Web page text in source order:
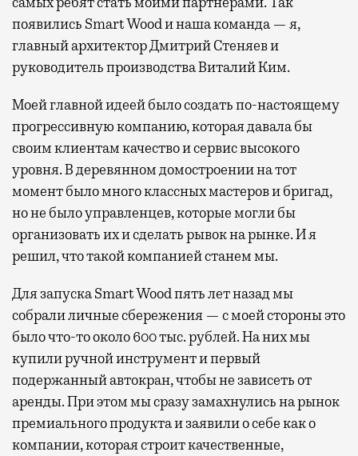
появились Smart Wood и наша команда — я,
главный архитектор Дмитрий Стеняев и
руководитель производства Виталий Ким.
Моей главной идеей было создать по-настоящему
прогрессивную компанию, которая давала бы
своим клиентам качество и сервис высокого
уровня. В деревянном домостроении на тот
момент было много классных мастеров и бригад,
но не было управленцев, которые могли бы
организовать их и сделать рывок на рынке. И я
решил, что такой компанией станем мы.
Для запуска Smart Wood пять лет назад мы
собрали личные сбережения — с моей стороны это
было что-то около 600 тыс. рублей. На них мы
купили ручной инструмент и первый
подержанный автокран, чтобы не зависеть от
аренды. При этом мы сразу замахнулись на рынок
премиального продукта и заявили о себе как о
компании, которая строит качественные,